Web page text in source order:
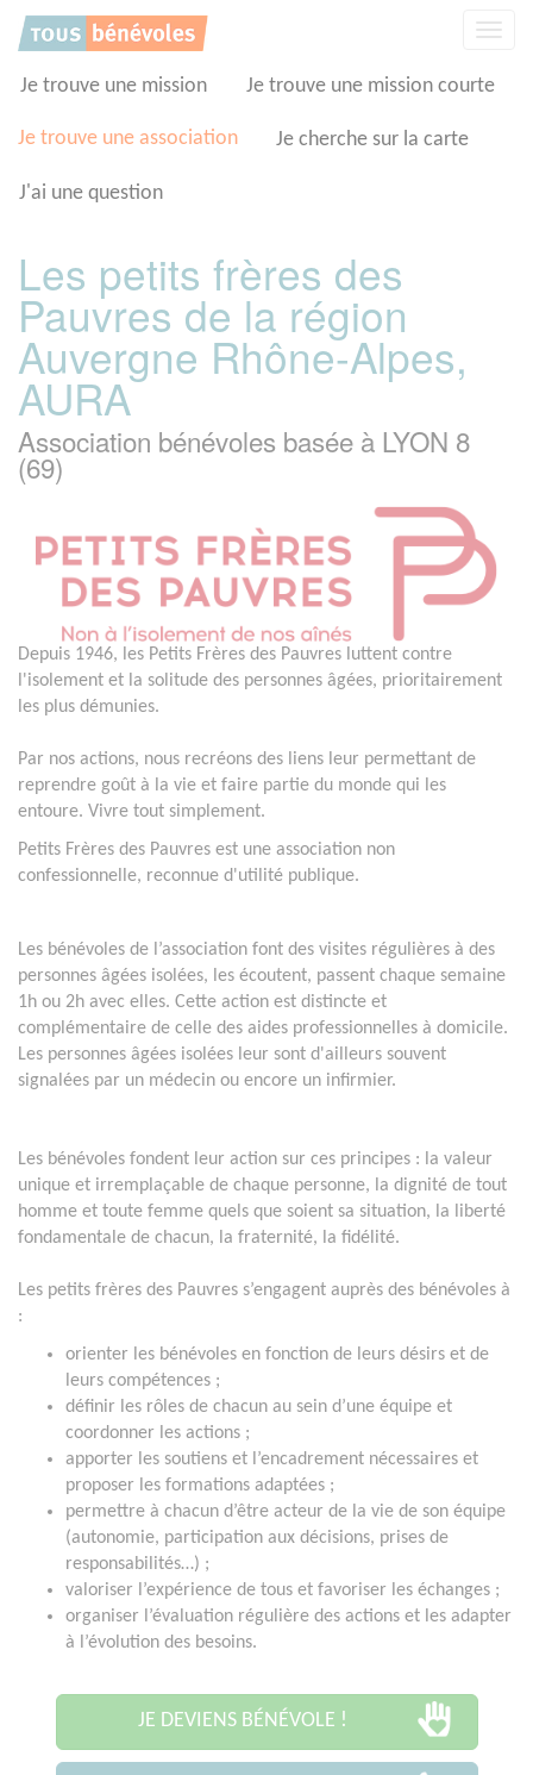
Je trouve une mission Je trouve une mission courte
Je trouve une association Je cherche sur la carte
J'ai une question
Les petits frères des
Pauvres de la région
Auvergne Rhône-Alpes,
AURA
Association bénévoles basée à LYON 8
(69)
Depuis 1946, les Petits Frères des Pauvres luttent contre
l'isolement et la solitude des personnes âgées, prioritairement
les plus démunies.
Par nos actions, nous recréons des liens leur permettant de
reprendre goût à la vie et faire partie du monde qui les
entoure. Vivre tout simplement.
Petits Frères des Pauvres est une association non
confessionnelle, reconnue d'utilité publique.
Les bénévoles de l’association font des visites régulières à des
personnes âgées isolées, les écoutent, passent chaque semaine
1h ou 2h avec elles. Cette action est distincte et
complémentaire de celle des aides professionnelles à domicile.
Les personnes âgées isolées leur sont d'ailleurs souvent
signalées par un médecin ou encore un infirmier.
Les bénévoles fondent leur action sur ces principes : la valeur
unique et irremplaçable de chaque personne, la dignité de tout
homme et toute femme quels que soient sa situation, la liberté
fondamentale de chacun, la fraternité, la fidélité.
Les petits frères des Pauvres s’engagent auprès des bénévoles à
:
orienter les bénévoles en fonction de leurs désirs et de
leurs compétences ;
définir les rôles de chacun au sein d’une équipe et
coordonner les actions ;
apporter les soutiens et l’encadrement nécessaires et
proposer les formations adaptées ;
permettre à chacun d’être acteur de la vie de son équipe
(autonomie, participation aux décisions, prises de
responsabilités…) ;
valoriser l’expérience de tous et favoriser les échanges ;
organiser l’évaluation régulière des actions et les adapter
à l’évolution des besoins.
JE DEVIENS BÉNÉVOLE !
Panneau de gestion des cookies